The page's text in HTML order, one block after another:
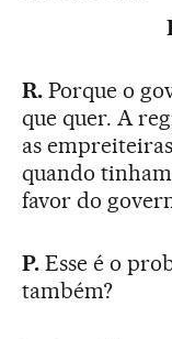
R. Porque o
que quer. A
as
quando
favor do
P. Esse é o
também?